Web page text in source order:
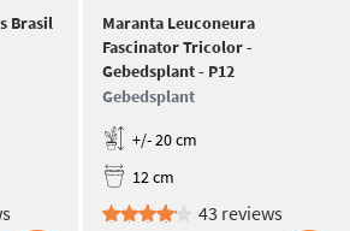
Brasil
Maranta Leuconeura
Fascinator Tricolor -
Gebedsplant - P12
Gebedsplant
+/- 20 cm
12 cm
43 reviews